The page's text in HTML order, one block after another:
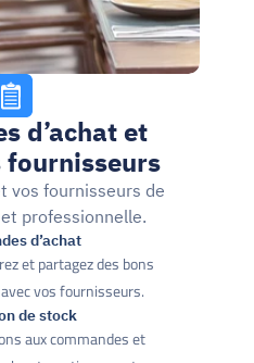
d’achat et
vos fournisseurs de
professionnelle.
d’achat
et partagez des bons
vos fournisseurs.
de stock
aux commandes et